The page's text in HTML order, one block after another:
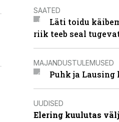
SAATED
Läti toidu
riik teeb seal
MAJANDUSTULEMUSED
Puhk ja
UUDISED
Elering kuulutas